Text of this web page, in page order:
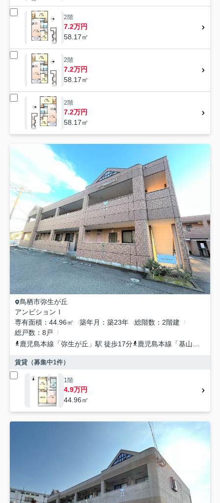
2階
7.2万円
58.17㎡
2階
7.2万円
58.17㎡
2階
7.2万円
58.17㎡
鳥栖市弥生が丘
アンビションⅠ
専有面積
44.96㎡ 築年月 築23年 総階数
2階建
総戸数
8戸
鹿児島本線 「弥生が丘 」駅 徒歩17分 鹿児島本線 「基山」駅 徒
賃貸（募集中1件）
1階
4.9万円
44.96㎡